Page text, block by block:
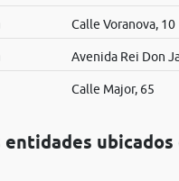
Calle Voranova, 10
Avenida Rei Don
Calle Major, 65
ubicados